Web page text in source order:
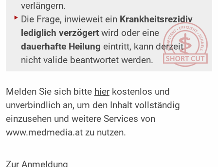
verlängern.
Die Frage, inwieweit ein Krankheitsrezidiv
lediglich verzögertwird oder eine
dauerhafte Heilung eintritt, kann derzeit
nicht valide beantwortet werden.
Melden Sie sich bitte hierkostenlos und
unverbindlich an, um den Inhalt vollständig
einzusehen und weitere Services von
www.medmedia.at zu nutzen.
Zur Anmeldung